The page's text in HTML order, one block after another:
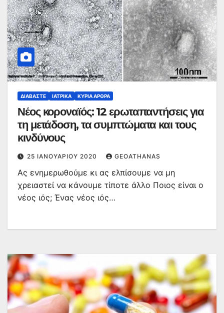
ΔΙΑΒΆΣΤΕ ΙΑΤΡΙΚΆ ΚΥΡΙΑ ΑΡΘΡΑ
Νέος κοροναϊός: 12 ερωταπαντήσεις για
τη μετάδοση, τα συμπτώματα και τους
κινδύνους
25 ΙΑΝΟΥΑΡΊΟΥ 2020 GEOATHANAS
Ας ενημερωθούμε κι ας ελπίσουμε να μη
χρειαστεί να κάνουμε τίποτε άλλο Ποιος είναι ο
νέος ιός; Ένας νέος ιός…